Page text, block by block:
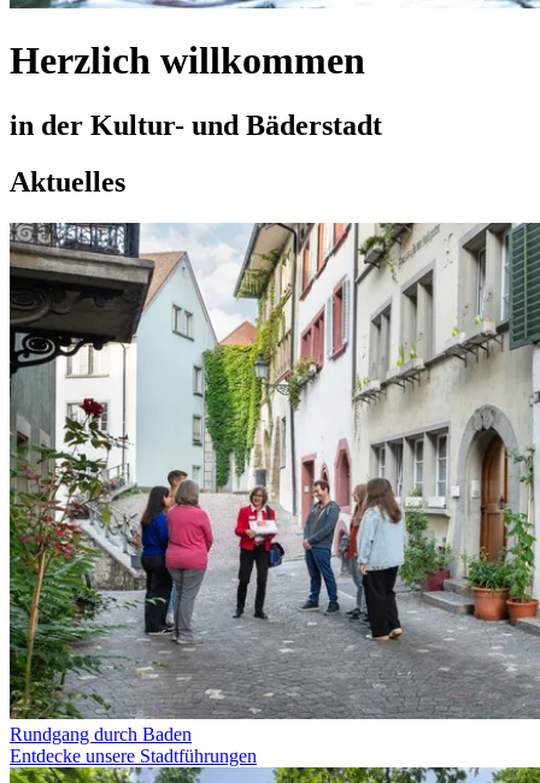
Herzlich willkommen
in der Kultur- und Bäderstadt
Aktuelles
Rundgang durch Baden
Entdecke unsere Stadtführungen